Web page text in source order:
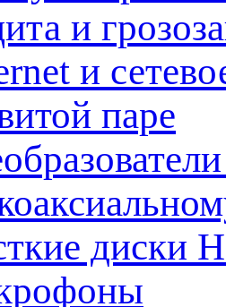
и
и
паре
диски